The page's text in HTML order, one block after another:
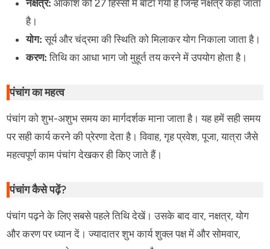
नक्षत्र: आकाश को 27 हिस्सों में बांटा गया है जिन्हें नक्षत्र कहा जाता
है।
योग: सूर्य और चंद्रमा की स्थिति को मिलाकर योग निकाला जाता है।
करण: तिथि का आधा भाग जो मुहूर्त तय करने में उपयोग होता है।
पंचांग का महत्व
पंचांग को शुभ-अशुभ समय का मार्गदर्शक माना जाता है। यह हमें सही समय
पर सही कार्य करने की प्रेरणा देता है। विवाह, गृह प्रवेश, पूजा, यात्रा जैसे
महत्वपूर्ण काम पंचांग देखकर ही किए जाते हैं।
पंचांग कैसे पढ़ें?
पंचांग पढ़ने के लिए सबसे पहले तिथि देखें। उसके बाद वार, नक्षत्र, योग
और करण पर ध्यान दें। ज्यादातर शुभ कार्य शुक्ल पक्ष में और सोमवार,